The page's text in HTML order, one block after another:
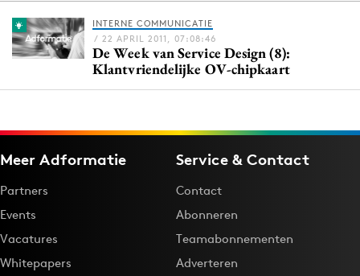
Menu
Adverteren
Events
Opleidingen
Vacatures
Academy
INTERNE COMMUNICATIE
/ 22 APRIL 2011, 07:08:46
De Week van Service Design (8):
Klantvriendelijke OV-chipkaart
Meer Adformatie
Partners
Events
Vacatures
Whitepapers
Service & Contact
Contact
Abonneren
Teamabonnementen
Adverteren